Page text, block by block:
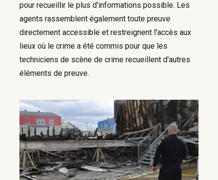
pour recueillir le plus d'informations possible. Les
agents rassemblent également toute preuve
directement accessible et restreignent l'accès aux
lieux où le crime a été commis pour que les
techniciens de scène de crime recueillent d'autres
éléments de preuve.